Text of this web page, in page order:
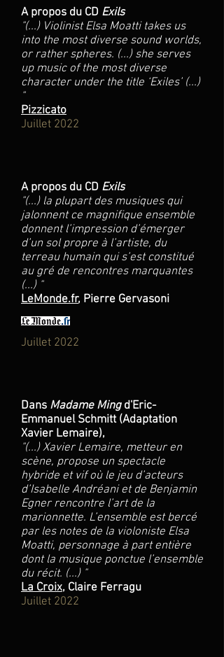
A propos du CD Exils
"(...) Violinist Elsa Moatti takes us
into the most diverse sound worlds,
or rather spheres. (...) she serves
up music of the most diverse
character under the title ‘Exiles’ (...)
"
Pizzicato
Juillet 2022
A propos du CD Exils
"(...) la plupart des musiques qui
jalonnent ce magnifique ensemble
donnent l’impression d’émerger
d’un sol propre à l’artiste, du
terreau humain qui s’est constitué
au gré de rencontres marquantes
(...) "
LeMonde.fr, Pierre Gervasoni
Juillet 2022
Dans Madame Mingd'Eric-
Emmanuel Schmitt (Adaptation
Xavier Lemaire),
"(...) Xavier Lemaire, metteur en
scène, propose un spectacle
hybride et vif où le jeu d’acteurs
d’Isabelle Andréani et de Benjamin
Egner rencontre l’art de la
marionnette. L’ensemble est bercé
par les notes de la violoniste Elsa
Moatti, personnage à part entière
dont la musique ponctue l’ensemble
du récit. (...) "
La Croix, Claire Ferragu
Juillet 2022